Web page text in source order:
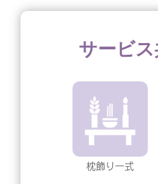
サービ
枕飾り一式